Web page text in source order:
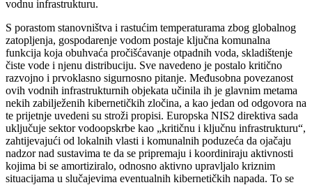
vodnu infrastrukturu.
S porastom stanovništva i rastućim temperaturama zbog globalnog
zatopljenja, gospodarenje vodom postaje ključna komunalna
funkcija koja obuhvaća pročišćavanje otpadnih voda, skladištenje
čiste vode i njenu distribuciju. Sve navedeno je postalo kritično
razvojno i prvoklasno sigurnosno pitanje. Međusobna povezanost
ovih vodnih infrastrukturnih objekata učinila ih je glavnim metama
nekih zabilježenih kibernetičkih zločina, a kao jedan od odgovora na
te prijetnje uvedeni su stroži propisi. Europska NIS2 direktiva sada
uključuje sektor vodoopskrbe kao „kritičnu i ključnu infrastrukturu“,
zahtijevajući od lokalnih vlasti i komunalnih poduzeća da ojačaju
nadzor nad sustavima te da se pripremaju i koordiniraju aktivnosti
kojima bi se amortiziralo, odnosno aktivno upravljalo kriznim
situacijama u slučajevima eventualnih kibernetičkih napada. To se